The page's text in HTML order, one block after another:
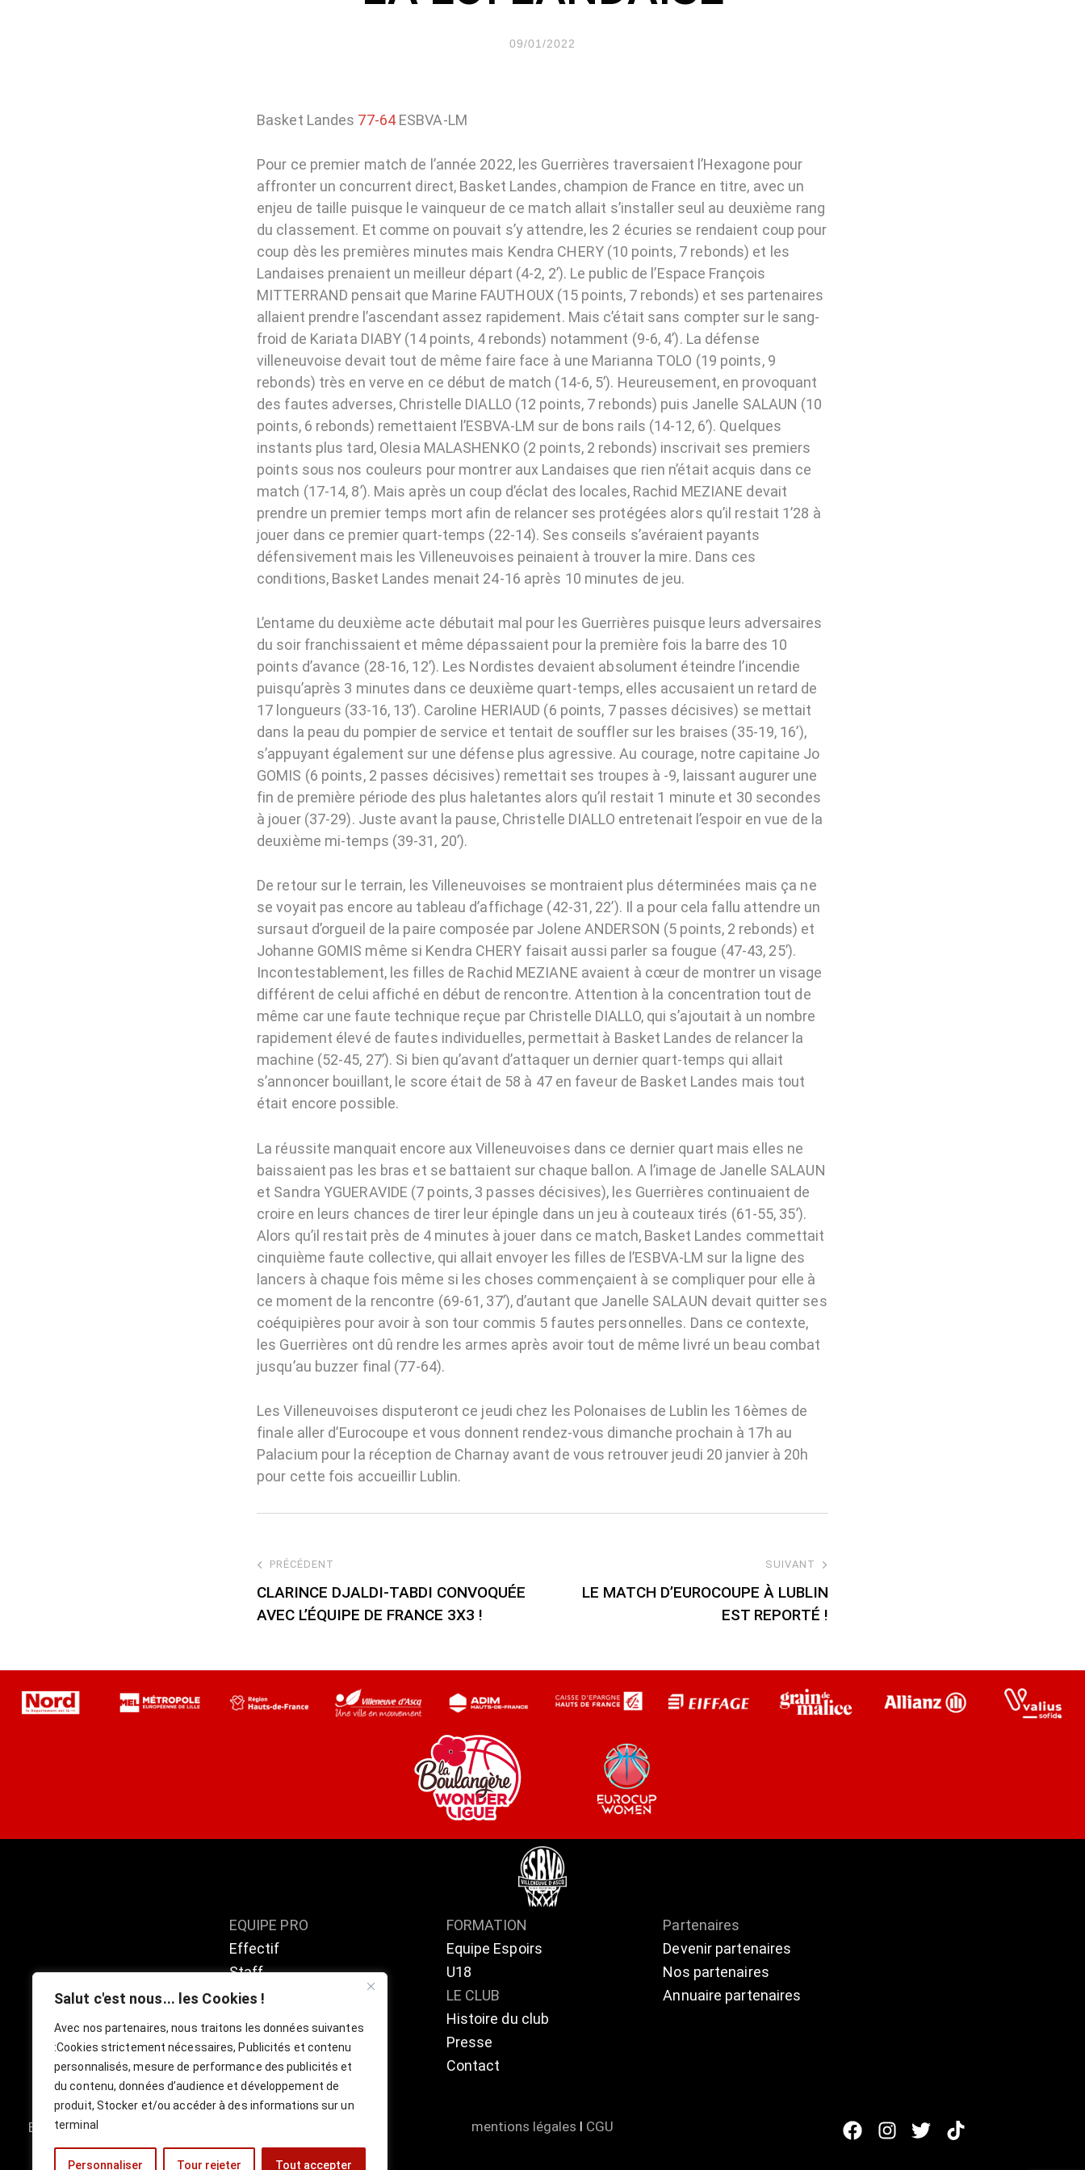
Salut c'est nous... les Cookies !
Avec nos partenaires, nous traitons les données suivantes
:Cookies strictement nécessaires, Publicités et contenu
personnalisés, mesure de performance des publicités et
du contenu, données d’audience et développement de
produit, Stocker et/ou accéder à des informations sur un
terminal
Personnaliser Tour rejeter Tout accepter
09/01/2022
Basket Landes 77-64ESBVA-LM
Pour ce premier match de l’année 2022, les Guerrières traversaient l’Hexagone pour
affronter un concurrent direct, Basket Landes, champion de France en titre, avec un
enjeu de taille puisque le vainqueur de ce match allait s’installer seul au deuxième rang
du classement. Et comme on pouvait s’y attendre, les 2 écuries se rendaient coup pour
coup dès les premières minutes mais Kendra CHERY (10 points, 7 rebonds) et les
Landaises prenaient un meilleur départ (4-2, 2’). Le public de l’Espace François
MITTERRAND pensait que Marine FAUTHOUX (15 points, 7 rebonds) et ses partenaires
allaient prendre l’ascendant assez rapidement. Mais c’était sans compter sur le sang-
froid de Kariata DIABY (14 points, 4 rebonds) notamment (9-6, 4’). La défense
villeneuvoise devait tout de même faire face à une Marianna TOLO (19 points, 9
rebonds) très en verve en ce début de match (14-6, 5’). Heureusement, en provoquant
des fautes adverses, Christelle DIALLO (12 points, 7 rebonds) puis Janelle SALAUN (10
points, 6 rebonds) remettaient l’ESBVA-LM sur de bons rails (14-12, 6’). Quelques
instants plus tard, Olesia MALASHENKO (2 points, 2 rebonds) inscrivait ses premiers
points sous nos couleurs pour montrer aux Landaises que rien n’était acquis dans ce
match (17-14, 8’). Mais après un coup d’éclat des locales, Rachid MEZIANE devait
prendre un premier temps mort afin de relancer ses protégées alors qu’il restait 1’28 à
jouer dans ce premier quart-temps (22-14). Ses conseils s’avéraient payants
défensivement mais les Villeneuvoises peinaient à trouver la mire. Dans ces
conditions, Basket Landes menait 24-16 après 10 minutes de jeu.
L’entame du deuxième acte débutait mal pour les Guerrières puisque leurs adversaires
du soir franchissaient et même dépassaient pour la première fois la barre des 10
points d’avance (28-16, 12’). Les Nordistes devaient absolument éteindre l’incendie
puisqu’après 3 minutes dans ce deuxième quart-temps, elles accusaient un retard de
17 longueurs (33-16, 13’). Caroline HERIAUD (6 points, 7 passes décisives) se mettait
dans la peau du pompier de service et tentait de souffler sur les braises (35-19, 16’),
s’appuyant également sur une défense plus agressive. Au courage, notre capitaine Jo
GOMIS (6 points, 2 passes décisives) remettait ses troupes à -9, laissant augurer une
fin de première période des plus haletantes alors qu’il restait 1 minute et 30 secondes
à jouer (37-29). Juste avant la pause, Christelle DIALLO entretenait l’espoir en vue de la
deuxième mi-temps (39-31, 20’).
De retour sur le terrain, les Villeneuvoises se montraient plus déterminées mais ça ne
se voyait pas encore au tableau d’affichage (42-31, 22’). Il a pour cela fallu attendre un
sursaut d’orgueil de la paire composée par Jolene ANDERSON (5 points, 2 rebonds) et
Johanne GOMIS même si Kendra CHERY faisait aussi parler sa fougue (47-43, 25’).
Incontestablement, les filles de Rachid MEZIANE avaient à cœur de montrer un visage
différent de celui affiché en début de rencontre. Attention à la concentration tout de
même car une faute technique reçue par Christelle DIALLO, qui s’ajoutait à un nombre
rapidement élevé de fautes individuelles, permettait à Basket Landes de relancer la
machine (52-45, 27’). Si bien qu’avant d’attaquer un dernier quart-temps qui allait
s’annoncer bouillant, le score était de 58 à 47 en faveur de Basket Landes mais tout
était encore possible.
La réussite manquait encore aux Villeneuvoises dans ce dernier quart mais elles ne
baissaient pas les bras et se battaient sur chaque ballon. A l’image de Janelle SALAUN
et Sandra YGUERAVIDE (7 points, 3 passes décisives), les Guerrières continuaient de
croire en leurs chances de tirer leur épingle dans un jeu à couteaux tirés (61-55, 35’).
Alors qu’il restait près de 4 minutes à jouer dans ce match, Basket Landes commettait
cinquième faute collective, qui allait envoyer les filles de l’ESBVA-LM sur la ligne des
lancers à chaque fois même si les choses commençaient à se compliquer pour elle à
ce moment de la rencontre (69-61, 37’), d’autant que Janelle SALAUN devait quitter ses
coéquipières pour avoir à son tour commis 5 fautes personnelles. Dans ce contexte,
les Guerrières ont dû rendre les armes après avoir tout de même livré un beau combat
jusqu’au buzzer final (77-64).
Les Villeneuvoises disputeront ce jeudi chez les Polonaises de Lublin les 16èmes de
finale aller d’Eurocoupe et vous donnent rendez-vous dimanche prochain à 17h au
Palacium pour la réception de Charnay avant de vous retrouver jeudi 20 janvier à 20h
pour cette fois accueillir Lublin.
PRÉCÉDENT
CLARINCE DJALDI-TABDI CONVOQUÉE
AVEC L’ÉQUIPE DE FRANCE 3X3 !
SUIVANT
LE MATCH D’EUROCOUPE À LUBLIN
EST REPORTÉ !
EQUIPE PRO
Effectif
Staff
Calendrier / résultats
Classement
FORMATION
Equipe Espoirs
U18
LE CLUB
Histoire du club
Presse
Contact
Partenaires
Devenir partenaires
Nos partenaires
Annuaire partenaires
Boutique mentions légales l CGU